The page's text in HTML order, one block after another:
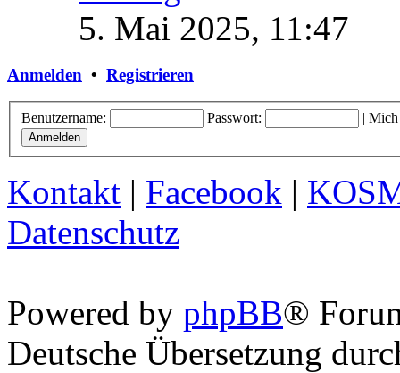
5. Mai 2025, 11:47
Anmelden • Registrieren
Benutzername: Passwort: | Mich
Kontakt | Facebook |
Datenschutz
Powered by phpBB®
Deutsche Übersetzung